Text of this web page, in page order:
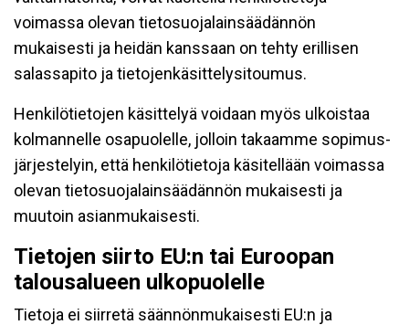
voimassa olevan tietosuojalainsäädännön
mukaisesti ja heidän kanssaan on tehty erillisen
salassapito ja tietojenkäsittelysitoumus.
Henkilötietojen käsittelyä voidaan myös ulkoistaa
kolmannelle osapuolelle, jolloin takaamme sopimus-
järjestelyin, että henkilötietoja käsitellään voimassa
olevan tietosuojalainsäädännön mukaisesti ja
muutoin asianmukaisesti.
Tietojen siirto EU:n tai Euroopan
talousalueen ulkopuolelle
Tietoja ei siirretä säännönmukaisesti EU:n ja